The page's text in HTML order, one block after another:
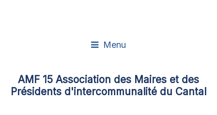
Menu
AMF 15 Association des Maires et des
Présidents d'intercommunalité du Cantal